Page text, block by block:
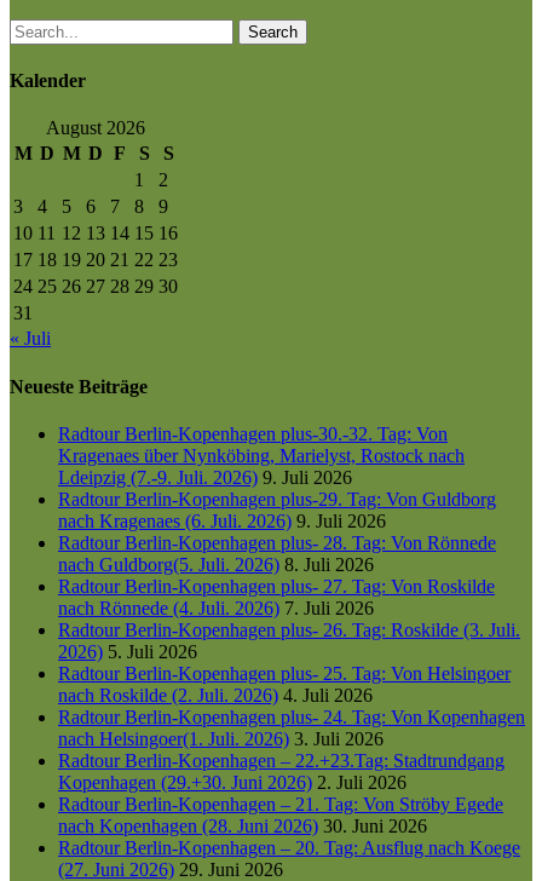
Search
Kalender
August 2026
M D M D F S
S
1
2
3
4 5 6 7 8
9
10 11 12 13 14 15 16
17 18 19 20 21 22 23
24 25 26 27 28 29 30
31
« Juli
Neueste Beiträge
Radtour Berlin-Kopenhagen plus-30.-32. Tag: Von
Kragenaes über Nynköbing, Marielyst, Rostock nach
Ldeipzig (7.-9. Juli. 2026) 9. Juli 2026
Radtour Berlin-Kopenhagen plus-29. Tag: Von Guldborg
nach Kragenaes (6. Juli. 2026) 9. Juli 2026
Radtour Berlin-Kopenhagen plus- 28. Tag: Von Rönnede
nach Guldborg(5. Juli. 2026) 8. Juli 2026
Radtour Berlin-Kopenhagen plus- 27. Tag: Von Roskilde
nach Rönnede (4. Juli. 2026) 7. Juli 2026
Radtour Berlin-Kopenhagen plus- 26. Tag: Roskilde (3. Juli.
2026) 5. Juli 2026
Radtour Berlin-Kopenhagen plus- 25. Tag: Von Helsingoer
nach Roskilde (2. Juli. 2026) 4. Juli 2026
Radtour Berlin-Kopenhagen plus- 24. Tag: Von Kopenhagen
nach Helsingoer(1. Juli. 2026) 3. Juli 2026
Radtour Berlin-Kopenhagen – 22.+23.Tag: Stadtrundgang
Kopenhagen (29.+30. Juni 2026) 2. Juli 2026
Radtour Berlin-Kopenhagen – 21. Tag: Von Ströby Egede
nach Kopenhagen (28. Juni 2026) 30. Juni 2026
Radtour Berlin-Kopenhagen – 20. Tag: Ausflug nach Koege
(27. Juni 2026) 29. Juni 2026